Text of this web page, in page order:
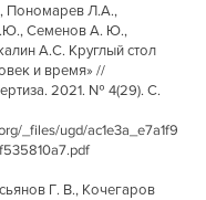
Пономарев Л.А.,
Семенов А. Ю.,
А.С. Круглый стол
и время» //
2021. № 4(29). С.
_files/ugd/ac1e3a_e7a1f9
Г. В., Кочегаров